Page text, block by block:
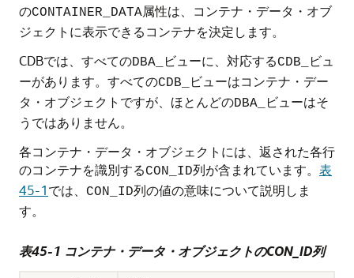
のCONTAINER_DATA属性は、コンテナ・データ・オブ
ジェクトに表示できるコンテナを決定します。
CDBでは、すべてのDBA_ ビューに、対応するCDB_
ビュ
ーがあります。すべてのCDB_
ビューはコンテナ・デー
タ・オブジェクトですが、ほとんどのDBA_
ビューはそ
うではありません。
各コンテナ・データ・オブジェクトには、返された各行
のコンテナを識別するCON_ID列が含まれています。 表
45-1では、 CON_ID列の値の意味について説明しま
す。
表45-1 コンテナ・データ・オブジェクトのCON_ID列